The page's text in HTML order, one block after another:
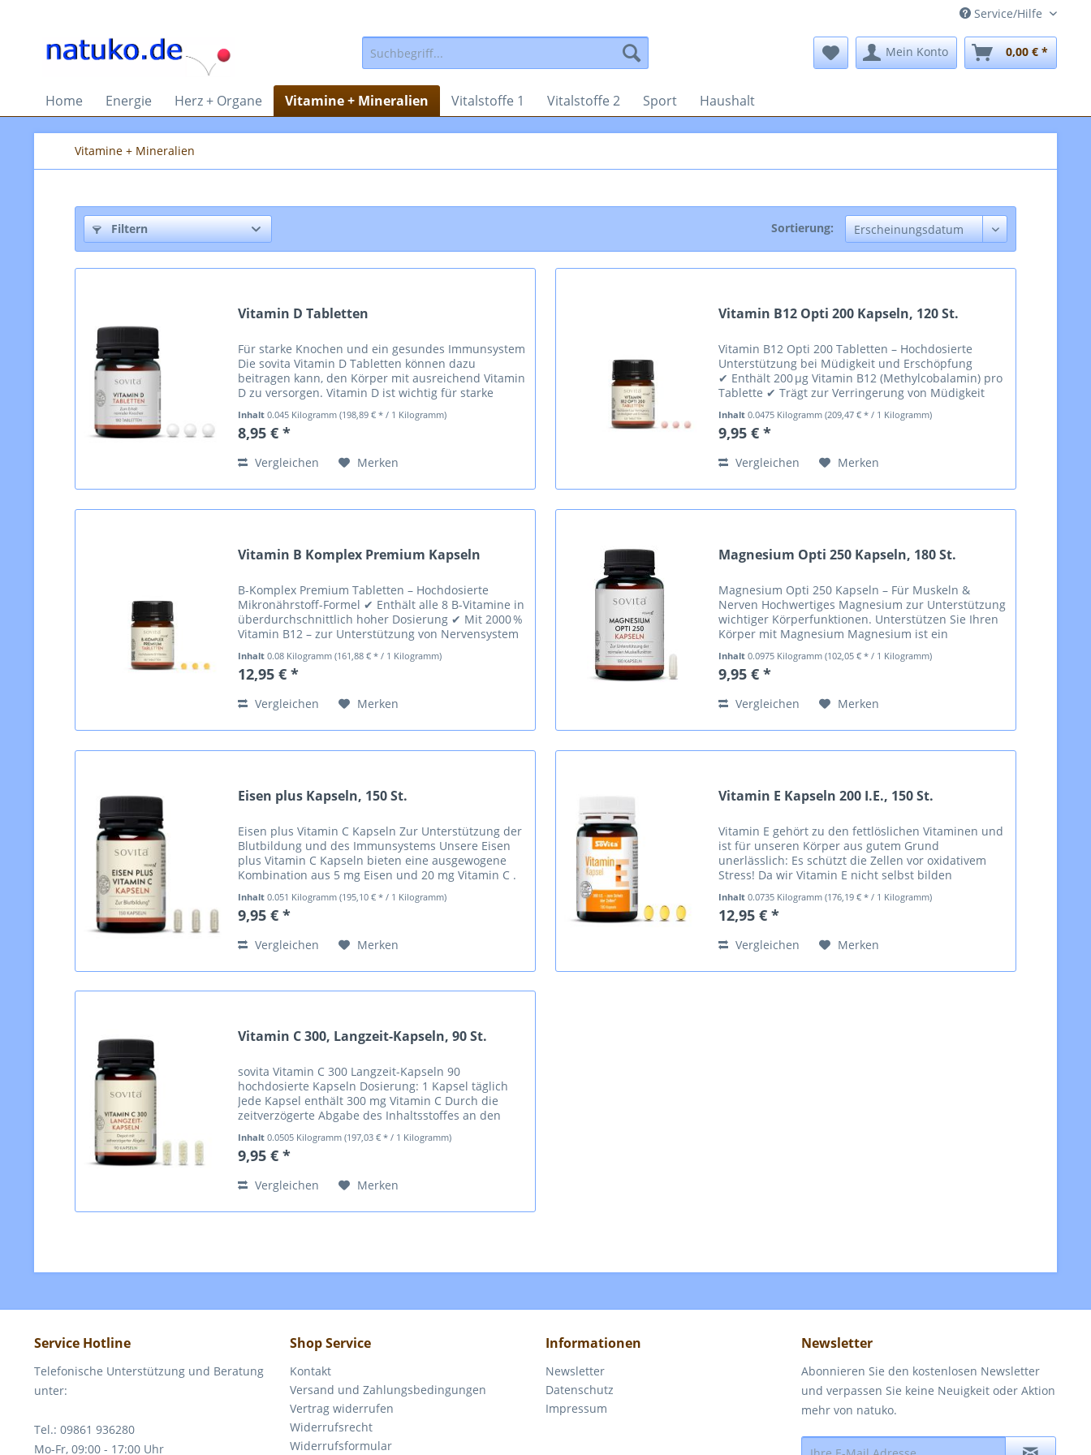
Service/Hilfe
Mein Konto 0,00 € *
Home Energie Herz + Organe Vitamine + Mineralien Vitalstoffe 1 Vitalstoffe 2 Sport Haushalt
Vitamine + Mineralien
Filtern Sortierung:
Vitamin D Tabletten
Für starke Knochen und ein gesundes Immunsystem
Die sovita Vitamin D Tabletten können dazu
beitragen kann, den Körper mit ausreichend Vitamin
D zu versorgen. Vitamin D ist wichtig für starke
Inhalt0.045 Kilogramm(198,89 € * / 1 Kilogramm)
8,95 € *
Vergleichen Merken
Vitamin B12 Opti 200 Kapseln, 120 St.
Vitamin B12 Opti 200 Tabletten – Hochdosierte
Unterstützung bei Müdigkeit und Erschöpfung
✔ Enthält 200 µg Vitamin B12 (Methylcobalamin) pro
Tablette ✔ Trägt zur Verringerung von Müdigkeit
Inhalt0.0475 Kilogramm(209,47 € * / 1 Kilogramm)
9,95 € *
Vergleichen Merken
Vitamin B Komplex Premium Kapseln
B-Komplex Premium Tabletten – Hochdosierte
Mikronährstoff-Formel ✔ Enthält alle 8 B-Vitamine in
überdurchschnittlich hoher Dosierung ✔ Mit 2000 %
Vitamin B12 – zur Unterstützung von Nervensystem
Inhalt0.08 Kilogramm(161,88 € * / 1 Kilogramm)
12,95 € *
Vergleichen Merken
Magnesium Opti 250 Kapseln, 180 St.
Magnesium Opti 250 Kapseln – Für Muskeln &
Nerven Hochwertiges Magnesium zur Unterstützung
wichtiger Körperfunktionen. Unterstützen Sie Ihren
Körper mit Magnesium Magnesium ist ein
Inhalt0.0975 Kilogramm(102,05 € * / 1 Kilogramm)
9,95 € *
Vergleichen Merken
Eisen plus Kapseln, 150 St.
Eisen plus Vitamin C Kapseln Zur Unterstützung der
Blutbildung und des Immunsystems Unsere Eisen
plus Vitamin C Kapseln bieten eine ausgewogene
Kombination aus 5 mg Eisen und 20 mg Vitamin C .
Inhalt0.051 Kilogramm(195,10 € * / 1 Kilogramm)
9,95 € *
Vergleichen Merken
Vitamin E Kapseln 200 I.E., 150 St.
Vitamin E gehört zu den fettlöslichen Vitaminen und
ist für unseren Körper aus gutem Grund
unerlässlich: Es schützt die Zellen vor oxidativem
Stress! Da wir Vitamin E nicht selbst bilden
Inhalt0.0735 Kilogramm(176,19 € * / 1 Kilogramm)
12,95 € *
Vergleichen Merken
Vitamin C 300, Langzeit-Kapseln, 90 St.
sovita Vitamin C 300 Langzeit-Kapseln 90
hochdosierte Kapseln Dosierung: 1 Kapsel täglich
Jede Kapsel enthält 300 mg Vitamin C Durch die
zeitverzögerte Abgabe des Inhaltsstoffes an den
Inhalt0.0505 Kilogramm(197,03 € * / 1 Kilogramm)
9,95 € *
Vergleichen Merken
Service Hotline
Telefonische Unterstützung und Beratung
unter:
Tel.: 09861 936280
Mo-Fr, 09:00 - 17:00 Uhr
Shop Service
Kontakt
Versand und Zahlungsbedingungen
Vertrag widerrufen
Widerrufsrecht
Widerrufsformular
Informationen
Newsletter
Datenschutz
Impressum
Newsletter
Abonnieren Sie den kostenlosen Newsletter
und verpassen Sie keine Neuigkeit oder Aktion
mehr von natuko.